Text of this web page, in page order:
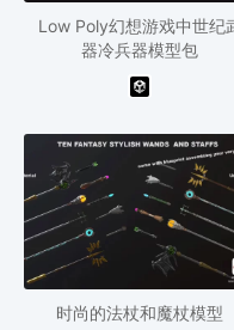
Low Poly幻想游戏中世纪
器冷兵器模型包
时尚的法杖和魔杖模型